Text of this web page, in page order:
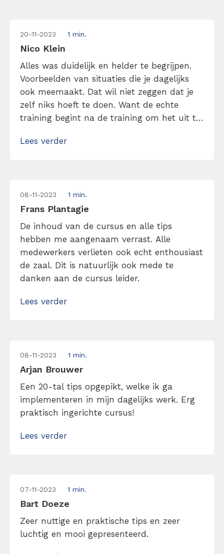
20-11-2023 1 min.
Nico Klein
Alles was duidelijk en helder te begrijpen.
Voorbeelden van situaties die je dagelijks
ook meemaakt. Dat wil niet zeggen dat je
zelf niks hoeft te doen. Want de echte
training begint na de training om het uit te
de tijd gunnen om het te laten werken.
Lees verder
08-11-2023 1 min.
Frans Plantagie
De inhoud van de cursus en alle tips
hebben me aangenaam verrast. Alle
medewerkers verlieten ook echt enthousiast
de zaal. Dit is natuurlijk ook mede te
danken aan de cursus leider.
Lees verder
08-11-2023 1 min.
Arjan Brouwer
Een 20-tal tips opgepikt, welke ik ga
implementeren in mijn dagelijks werk. Erg
praktisch ingerichte cursus!
Lees verder
07-11-2023 1 min.
Bart Doeze
Zeer nuttige en praktische tips en zeer
luchtig en mooi gepresenteerd.